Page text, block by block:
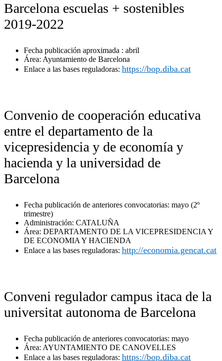
Barcelona escuelas + sostenibles
2019-2022
Fecha publicación aproximada : abril
Área: Ayuntamiento de Barcelona
Enlace a las bases reguladoras: https://bop.diba.cat
Convenio de cooperación educativa
entre el departamento de la
vicepresidencia y de economía y
hacienda y la universidad de
Barcelona
Fecha publicación de anteriores convocatorias: mayo (2º
trimestre)
Administración: CATALUÑA
Área: DEPARTAMENTO DE LA VICEPRESIDENCIA Y
DE ECONOMIA Y HACIENDA
Enlace a las bases reguladoras: http://economia.gencat.cat
Conveni regulador campus itaca de la
universitat autonoma de Barcelona
Fecha publicación de anteriores convocatorias: mayo
Área: AYUNTAMIENTO DE CANOVELLES
Enlace a las bases reguladoras: https://bop.diba.cat